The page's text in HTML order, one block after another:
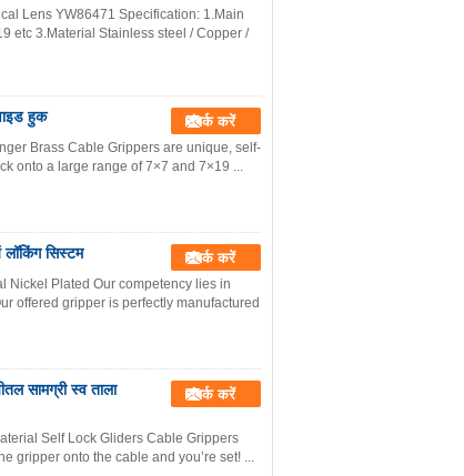
Lens YW86471 Specification: 1.Main
etc 3.Material Stainless steel / Copper /
हुक संपर्क करें
Brass Cable Grippers are unique, self-
onto a large range of 7×7 and 7×19 ...
सिस्टम संपर्क करें
Nickel Plated Our competency lies in
offered gripper is perfectly manufactured
सामग्री स्व ताला
संपर्क करें
Self Lock Gliders Cable Grippers
gripper onto the cable and you’re set! ...